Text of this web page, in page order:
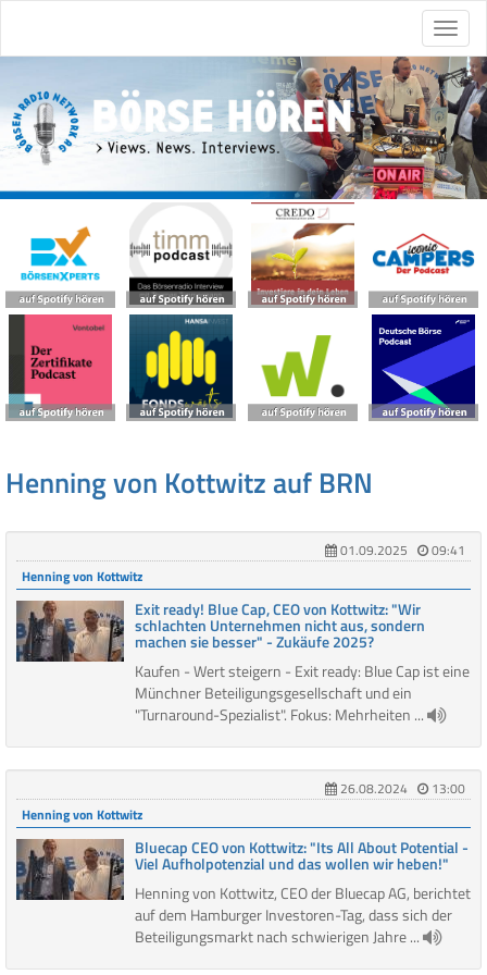
Henning von Kottwitz auf BRN
01.09.2025
09:41
Henning von Kottwitz
Exit ready! Blue Cap, CEO von Kottwitz: "Wir
schlachten Unternehmen nicht aus, sondern
machen sie besser" - Zukäufe 2025?
Kaufen - Wert steigern - Exit ready: Blue Cap ist eine
Münchner Beteiligungsgesellschaft und ein
"Turnaround-Spezialist". Fokus: Mehrheiten ...
26.08.2024
13:00
Henning von Kottwitz
Bluecap CEO von Kottwitz: "Its All About Potential -
Viel Aufholpotenzial und das wollen wir heben!"
Henning von Kottwitz, CEO der Bluecap AG, berichtet
auf dem Hamburger Investoren-Tag, dass sich der
Beteiligungsmarkt nach schwierigen Jahre ...